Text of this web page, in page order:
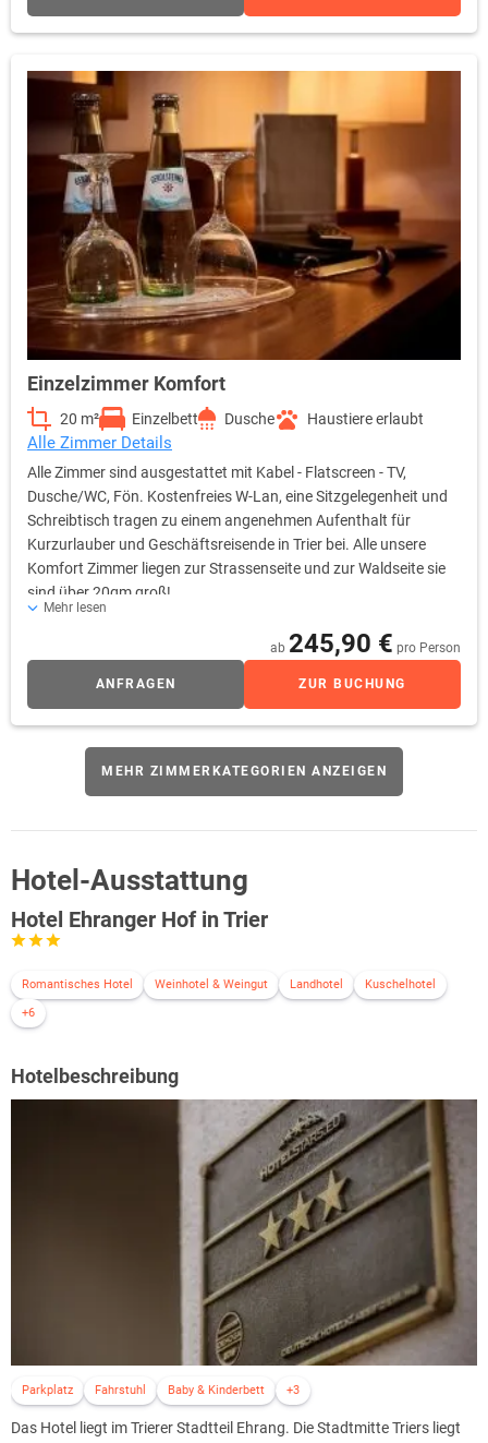
Einzelzimmer Komfort
20 m² Einzelbett Dusche Haustiere erlaubt
Alle Zimmer Details
Alle Zimmer sind ausgestattet mit Kabel - Flatscreen - TV,
Dusche/WC, Fön. Kostenfreies W-Lan, eine Sitzgelegenheit und
Schreibtisch tragen zu einem angenehmen Aufenthalt für
Kurzurlauber und Geschäftsreisende in Trier bei. Alle unsere
Komfort Zimmer liegen zur Strassenseite und zur Waldseite sie
sind über 20qm groß!
Mehr lesen
ab 245,90 € pro Person
ANFRAGEN ZUR BUCHUNG
MEHR ZIMMERKATEGORIEN ANZEIGEN
Hotel-Ausstattung
Hotel Ehranger Hof in Trier
Romantisches Hotel Weinhotel & Weingut Landhotel
Kuschelhotel
+6
Hotelbeschreibung
Parkplatz Fahrstuhl Baby & Kinderbett +3
Das Hotel liegt im Trierer Stadtteil Ehrang. Die Stadtmitte Triers liegt